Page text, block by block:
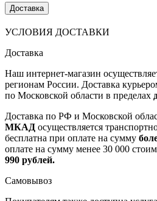
Доставка
УСЛОВИЯ ДОСТАВКИ
Доставка
Наш интернет-магазин
регионам России. Доставка
по Московской области в пределах
Доставка по РФ и Московской
МКАД осуществляется
бесплатна при оплате на сумму
оплате на сумму менее 30 000
990 рублей.
Самовывоз